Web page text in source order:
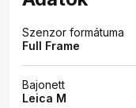
Szenzor formátuma
Full Frame
Bajonett
Leica M